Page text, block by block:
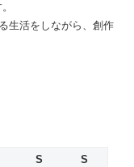
生活をしながら、創作
S
S